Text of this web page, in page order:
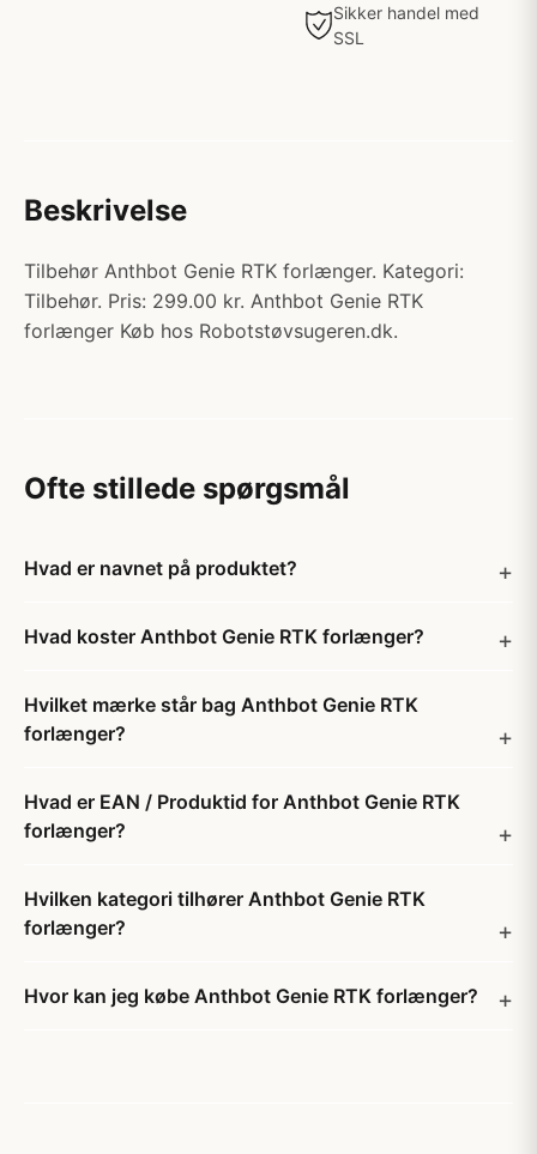
Sikker handel med
SSL
Beskrivelse
Tilbehør Anthbot Genie RTK forlænger. Kategori:
Tilbehør. Pris: 299.00 kr. Anthbot Genie RTK
forlænger Køb hos Robotstøvsugeren.dk.
Ofte stillede spørgsmål
Hvad er navnet på produktet?
Hvad koster Anthbot Genie RTK forlænger?
Hvilket mærke står bag Anthbot Genie RTK
forlænger?
Hvad er EAN / Produktid for Anthbot Genie RTK
forlænger?
Hvilken kategori tilhører Anthbot Genie RTK
forlænger?
Hvor kan jeg købe Anthbot Genie RTK forlænger?